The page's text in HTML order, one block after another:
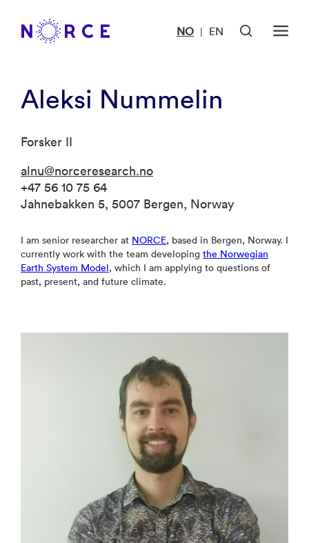
NO | EN
Aleksi Nummelin
Forsker II
alnu@norceresearch.no
+47 56 10 75 64
Jahnebakken 5, 5007 Bergen, Norway
I am senior researcher at NORCE, based in Bergen, Norway. I
currently work with the team developing the Norwegian
Earth System Model, which I am applying to questions of
past, present, and future climate.